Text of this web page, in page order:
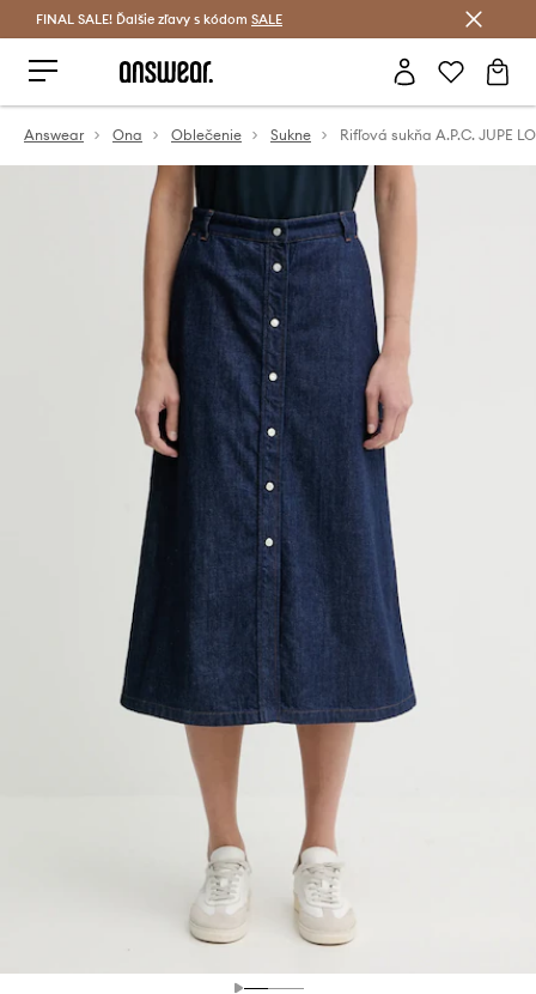
Šetrite s Answear Club >
FINAL SALE! Ďalšie zľavy s kódom SALE
Answear Ona Oblečenie Sukne Rifľová sukňa A.P.C. JUPE